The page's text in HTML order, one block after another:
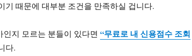
기 때문에 대부분 조건을 만족하실 겁니다.
지 모르는 분들이 있다면 “무료로 내 신용점수 조회
다.